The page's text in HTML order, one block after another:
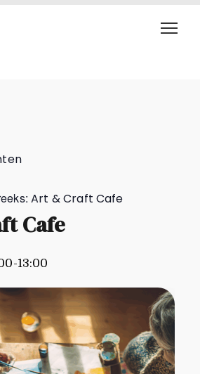
Cafe
Art & Craft Cafe
Cafe
-13:00